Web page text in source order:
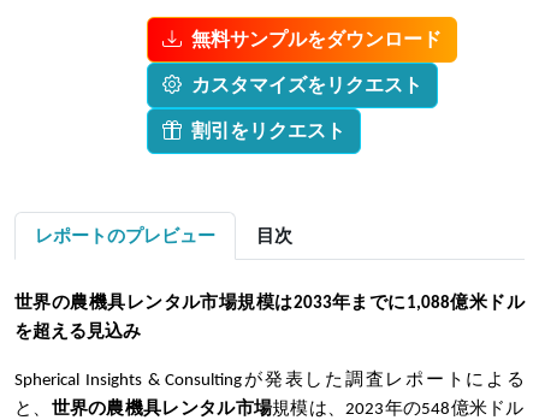
無料サンプルをダウンロード
カスタマイズをリクエスト
割引をリクエスト
レポートのプレビュー 目次
世界の農機具レンタル市場規模は2033年までに1,088億米ドル
を超える見込み
Spherical Insights & Consultingが発表した調査レポートによる
と、 世界の農機具レンタル市場規模は、2023年の548億米ドル